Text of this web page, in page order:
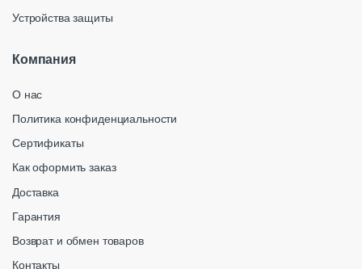
Устройства защиты
Компания
О нас
Политика конфиденциальности
Сертификаты
Как оформить заказ
Доставка
Гарантия
Возврат и обмен товаров
Контакты